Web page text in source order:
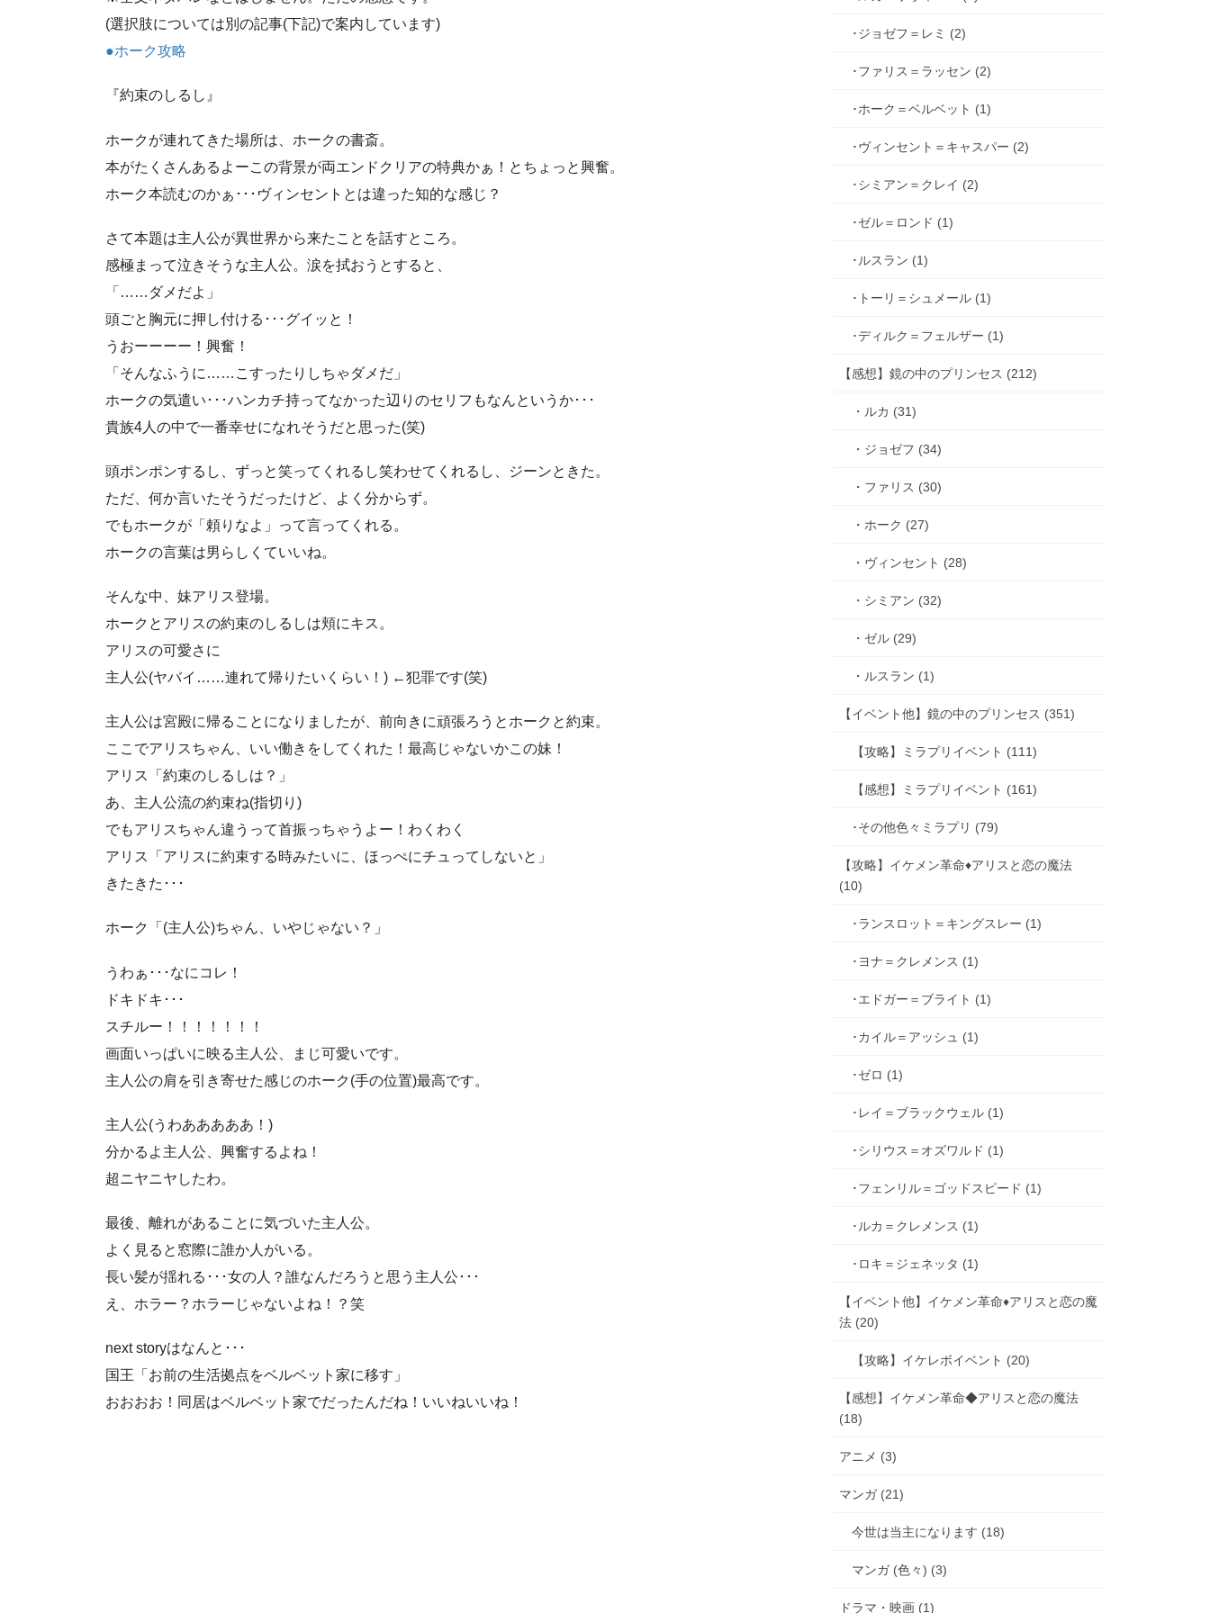
(選択肢については別の記事(下記)で案内しています)
●ホーク攻略
『約束のしるし』
ホークが連れてきた場所は、ホークの書斎。
本がたくさんあるよーこの背景が両エンドクリアの特典かぁ！とちょっと興奮。
ホーク本読むのかぁ･･･ヴィンセントとは違った知的な感じ？
さて本題は主人公が異世界から来たことを話すところ。
感極まって泣きそうな主人公。涙を拭おうとすると、
「……ダメだよ」
頭ごと胸元に押し付ける･･･グイッと！
うおーーーー！興奮！
「そんなふうに……こすったりしちゃダメだ」
ホークの気遣い･･･ハンカチ持ってなかった辺りのセリフもなんというか･･･
貴族4人の中で一番幸せになれそうだと思った(笑)
頭ポンポンするし、ずっと笑ってくれるし笑わせてくれるし、ジーンときた。
ただ、何か言いたそうだったけど、よく分からず。
でもホークが「頼りなよ」って言ってくれる。
ホークの言葉は男らしくていいね。
そんな中、妹アリス登場。
ホークとアリスの約束のしるしは頬にキス。
アリスの可愛さに
主人公(ヤバイ……連れて帰りたいくらい！) ←犯罪です(笑)
主人公は宮殿に帰ることになりましたが、前向きに頑張ろうとホークと約束。
ここでアリスちゃん、いい働きをしてくれた！最高じゃないかこの妹！
アリス「約束のしるしは？」
あ、主人公流の約束ね(指切り)
でもアリスちゃん違うって首振っちゃうよー！わくわく
アリス「アリスに約束する時みたいに、ほっぺにチュってしないと」
きたきた･･･
ホーク「(主人公)ちゃん、いやじゃない？」
うわぁ･･･なにコレ！
ドキドキ･･･
スチルー！！！！！！！
画面いっぱいに映る主人公、まじ可愛いです。
主人公の肩を引き寄せた感じのホーク(手の位置)最高です。
主人公(うわあああああ！)
分かるよ主人公、興奮するよね！
超ニヤニヤしたわ。
最後、離れがあることに気づいた主人公。
よく見ると窓際に誰か人がいる。
長い髪が揺れる･･･女の人？誰なんだろうと思う主人公･･･
え、ホラー？ホラーじゃないよね！？笑
next storyはなんと･･･
国王「お前の生活拠点をベルベット家に移す」
おおおお！同居はベルベット家でだったんだね！いいねいいね！
･ジョゼフ＝レミ (2)
･ファリス＝ラッセン (2)
･ホーク＝ベルベット (1)
･ヴィンセント＝キャスパー (2)
･シミアン＝クレイ (2)
･ゼル＝ロンド (1)
･ルスラン (1)
･トーリ＝シュメール (1)
･ディルク＝フェルザー (1)
【感想】鏡の中のプリンセス (212)
・ルカ (31)
・ジョゼフ (34)
・ファリス (30)
・ホーク (27)
・ヴィンセント (28)
・シミアン (32)
・ゼル (29)
・ルスラン (1)
【イベント他】鏡の中のプリンセス (351)
【攻略】ミラプリイベント (111)
【感想】ミラプリイベント (161)
･その他色々ミラプリ (79)
【攻略】イケメン革命♦アリスと恋の魔法
(10)
･ランスロット＝キングスレー (1)
･ヨナ＝クレメンス (1)
･エドガー＝ブライト (1)
･カイル＝アッシュ (1)
･ゼロ (1)
･レイ＝ブラックウェル (1)
･シリウス＝オズワルド (1)
･フェンリル＝ゴッドスピード (1)
･ルカ＝クレメンス (1)
･ロキ＝ジェネッタ (1)
【イベント他】イケメン革命♦アリスと恋の魔
法 (20)
【攻略】イケレボイベント (20)
【感想】イケメン革命◆アリスと恋の魔法
(18)
アニメ (3)
マンガ (21)
今世は当主になります (18)
マンガ (色々) (3)
ドラマ・映画 (1)